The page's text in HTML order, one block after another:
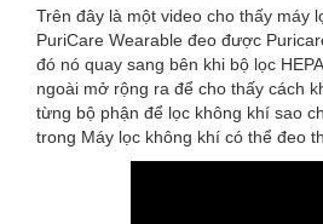
Trên đây là một video cho thấy máy
PuriCare Wearable đeo được
đó nó quay sang bên khi bộ lọc
ngoài mở rộng ra để cho thấy cách
từng bộ phận để lọc không khí sao
trong Máy lọc không khí có thể đeo